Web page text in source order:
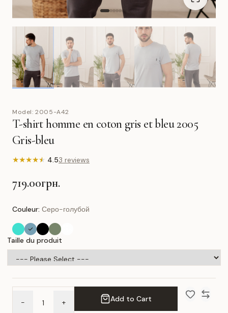
Model:2005-A42
T-shirt homme en coton gris et bleu 2005
Gris-bleu
★★★★★ 4.53 reviews
719.00грн.
Couleur: Серо-голубой
Taille du produit
- + Add to Cart